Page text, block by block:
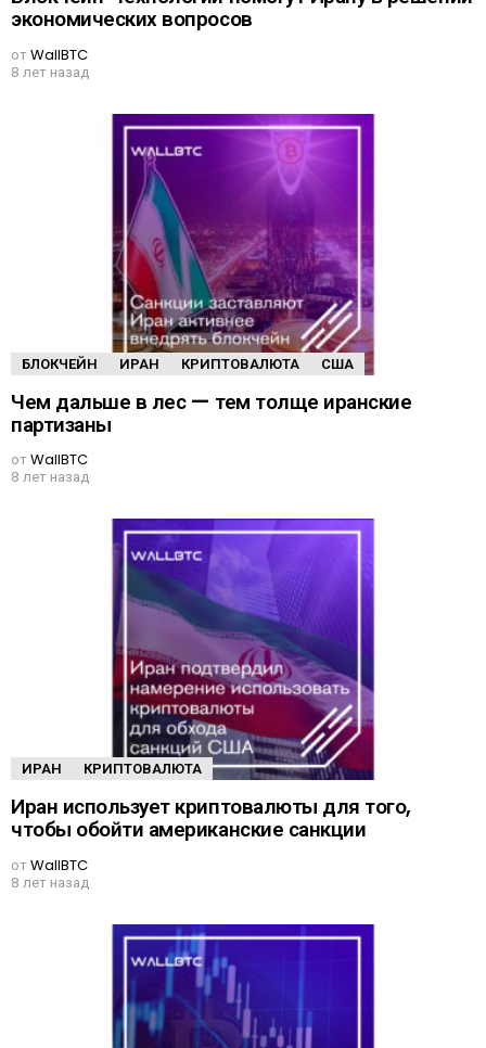
экономических вопросов
отWallBTC
8 лет назад
БЛОКЧЕЙН ИРАН КРИПТОВАЛЮТА США
Чем дальше в лес — тем толще иранские
партизаны
отWallBTC
8 лет назад
ИРАН КРИПТОВАЛЮТА
Иран использует криптовалюты для того,
чтобы обойти американские санкции
отWallBTC
8 лет назад